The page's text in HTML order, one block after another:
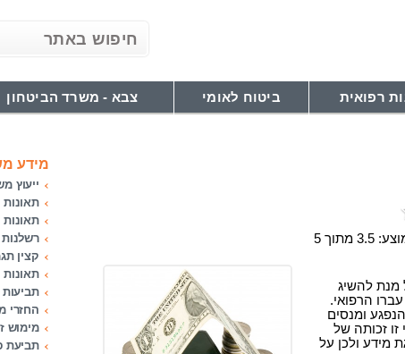
רפואית ביטוח לאומי צבא - משרד הביטחון
מנת להשיג
הרפואי.
ומנסים
זו זכותה של
מידע ולכן על
מידע
ייעוץ
תאונות
קצין
תביעות
החזרי
מימוש
תביעת